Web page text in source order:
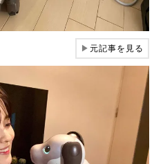
▶元記事を見る